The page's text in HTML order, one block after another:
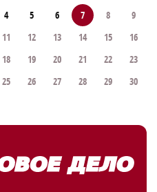
4 5 6 7 8
9
11 12 13 14 15
16
18 19 20 21 22
23
25 26 27 28 29
30